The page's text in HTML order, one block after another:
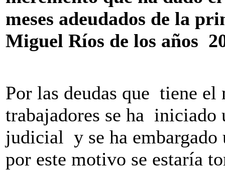
meses adeudados de la
Miguel Ríos de los años
Por las deudas que tiene
trabajadores se ha iniciado
judicial y se ha embargado
por este motivo se estaría